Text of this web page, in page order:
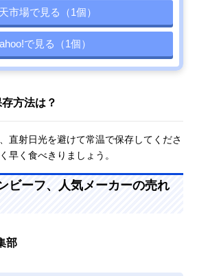
市場で見る（1個）
で見る（1個）
方法は？
直射日光を避けて常温で保存してくださ
早く食べきりましょう。
ビーフ、人気メーカーの売れ
部